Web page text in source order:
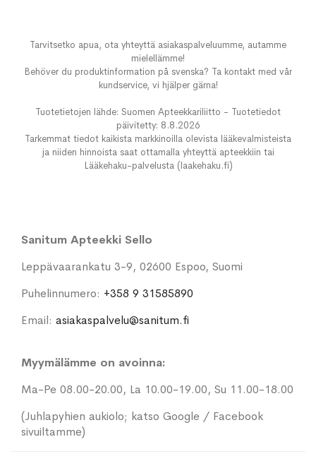
Tarvitsetko apua, ota yhteyttä asiakaspalveluumme, autamme
mielellämme!
Behöver du produktinformation på svenska? Ta kontakt med vår
kundservice, vi hjälper gärna!
Tuotetietojen lähde: Suomen Apteekkariliitto - Tuotetiedot
päivitetty: 8.8.2026
Tarkemmat tiedot kaikista markkinoilla olevista lääkevalmisteista
ja niiden hinnoista saat ottamalla yhteyttä apteekkiin tai
Lääkehaku-palvelusta (laakehaku.fi)
Sanitum Apteekki Sello
Leppävaarankatu 3-9, 02600 Espoo, Suomi
Puhelinnumero: +358 9 31585890
Email: asiakaspalvelu@sanitum.fi
Myymälämme on avoinna:
Ma-Pe 08.00-20.00, La 10.00-19.00, Su 11.00-18.00
(Juhlapyhien aukiolo; katso Google / Facebook
sivuiltamme)